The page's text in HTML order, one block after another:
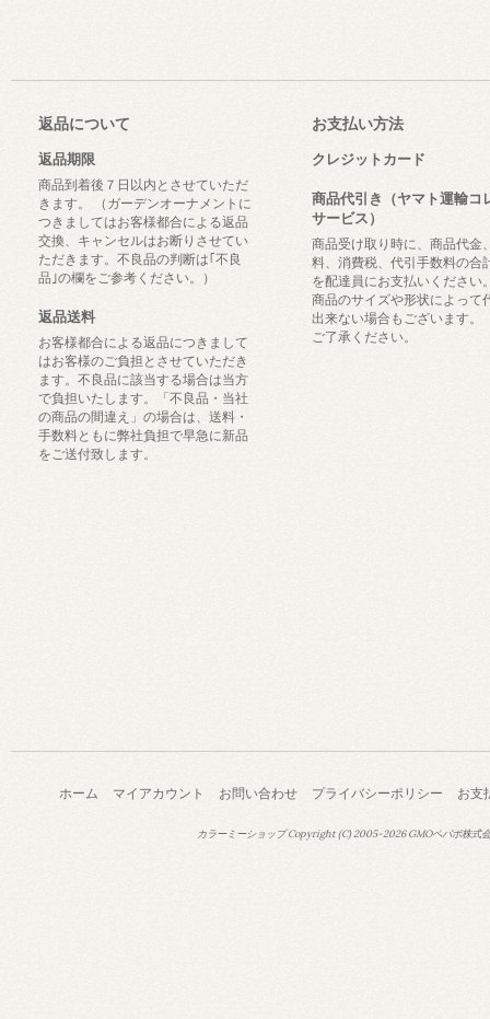
返品について
返品期限
商品到着後７日以内とさせていただ
きます。 （ガーデンオーナメントに
つきましてはお客様都合による返品
交換、キャンセルはお断りさせてい
ただきます。不良品の判断は｢不良
品｣の欄をご参考ください。）
返品送料
お客様都合による返品につきまして
はお客様のご負担とさせていただき
ます。不良品に該当する場合は当方
で負担いたします。「不良品・当社
の商品の間違え」の場合は、送料・
手数料ともに弊社負担で早急に新品
をご送付致します。
お支払い方法
クレジットカード
商品代引き（ヤマト運輸コ
サービス）
商品受け取り時に、商品代金
料、消費税、代引手数料の合
を配達員にお支払いください
商品のサイズや形状によって
出来ない場合もございます。
ご了承ください。
ホーム マイアカウント お問い合わせ プライバシーポリシー お支
カラーミーショップCopyright (C) 2005-2026GMOペパボ株式